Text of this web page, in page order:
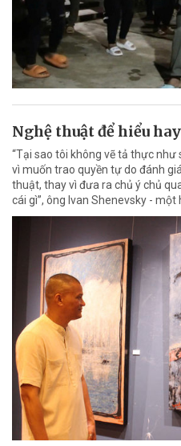
Nghệ thuật để hiểu hay
“Tại sao tôi không vẽ tả thực
vì muốn trao quyền tự do đánh
thuật, thay vì đưa ra chủ ý chủ
cái gì”, ông Ivan Shenevsky - một